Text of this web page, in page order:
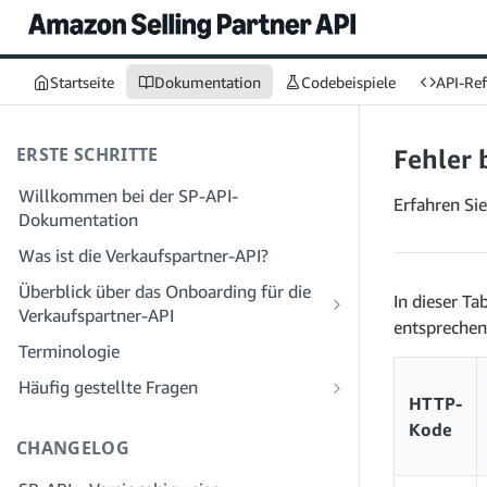
Startseite Dokumentation Codebeispiele API-
ERSTE SCHRITTE
Willkommen bei der SP-API-
Dokumentation
Was ist die Verkaufspartner-API?
Überblick über das Onboarding für die
Verkaufspartner-API
Onboarding als Entwickler
Registrierung vor
Solution Provider Portal
Onboarding als Dienstleister
von Dienstanbietern kennen
Terminologie
Häufig gestellte Fragen
Allgemeines
CHANGELOG
Fehler
Erfahren
In dieser
HTTP-
Kode